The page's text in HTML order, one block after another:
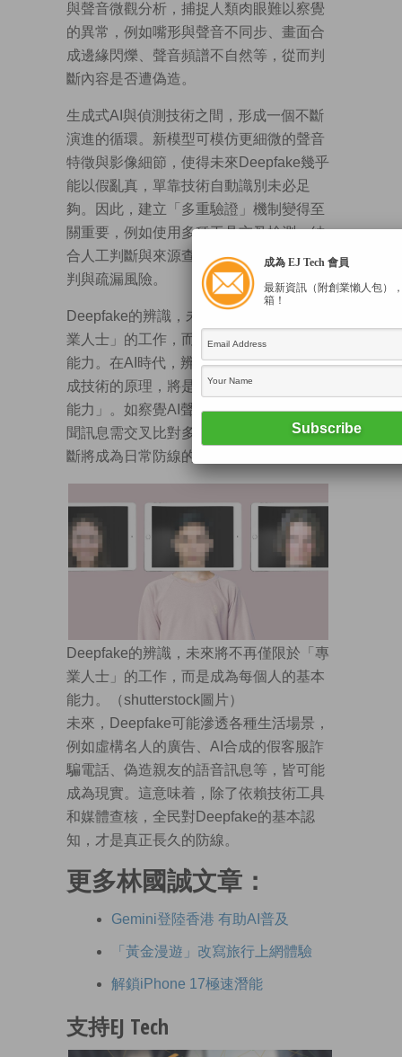
與聲音微觀分析，捕捉人類肉眼難以察覺
的異常，例如嘴形與聲音不同步、畫面合
成邊緣閃爍、聲音頻譜不自然等，從而判
斷內容是否遭偽造。
生成式AI與偵測技術之間，形成一個不斷
演進的循環。新模型可模仿更細微的聲音
特徵與影像細節，使得未來Deepfake幾乎
能以假亂真，單靠技術自動識別未必足
夠。因此，建立「多重驗證」機制變得至
關重要，例如使用多種工具交叉檢測，結
合人工判斷與來源查核，方能有效降低誤
判與疏漏風險。
Deepfake的辨識，未來將不再僅限於「專
業人士」的工作，而是成為每個人的基本
能力。在AI時代，辨識假內容、理解AI合
成技術的原理，將是每個人的「數碼識字
能力」。如察覺AI聲音常對不上嘴形；新
聞訊息需交叉比對多個來源，這些基礎判
斷將成為日常防線的一部分。
Deepfake的辨識，未來將不再僅限於「專
業人士」的工作，而是成為每個人的基本
能力。（shutterstock圖片）
未來，Deepfake可能滲透各種生活場景，
例如虛構名人的廣告、AI合成的假客服詐
騙電話、偽造親友的語音訊息等，皆可能
成為現實。這意味着，除了依賴技術工具
和媒體查核，全民對Deepfake的基本認
知，才是真正長久的防線。
更多林國誠文章：
Gemini登陸香港 有助AI普及
「黃金漫遊」改寫旅行上網體驗
解鎖iPhone 17極速潛能
支持EJ Tech
成為 EJ Tech 會員
最新資訊（附創業懶人包）
箱！